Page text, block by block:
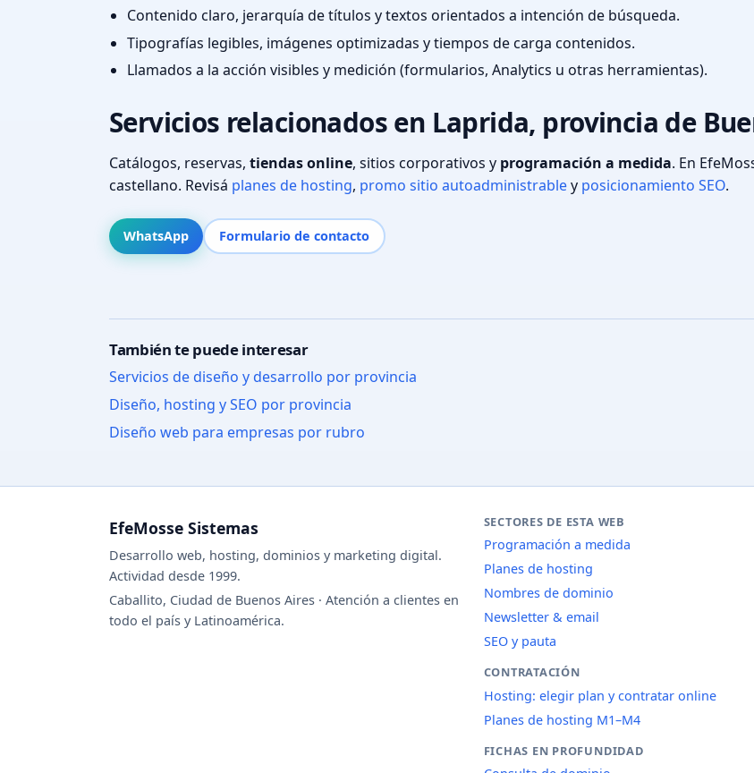
Contenido claro, jerarquía de títulos y textos orientados a intención de búsqueda.
Tipografías legibles, imágenes optimizadas y tiempos de carga contenidos.
Llamados a la acción visibles y medición (formularios, Analytics u otras herramientas).
Servicios relacionados en Laprida, provincia de
Catálogos, reservas, tiendas online, sitios corporativos y programación a medida. En
castellano. Revisá planes de hosting, promo sitio autoadministrabley posicionamiento SEO.
WhatsApp Formulario de contacto
También te puede interesar
Servicios de diseño y desarrollo por provincia
Diseño, hosting y SEO por provincia
Diseño web para empresas por rubro
EfeMosse Sistemas
Desarrollo web, hosting, dominios y marketing digital.
Actividad desde 1999.
Caballito, Ciudad de Buenos Aires · Atención a clientes en
todo el país y Latinoamérica.
SECTORES DE ESTA WEB
Programación a medida
Planes de hosting
Nombres de dominio
Newsletter & email
SEO y pauta
CONTRATACIÓN
Hosting: elegir plan y contratar online
Planes de hosting M1–M4
FICHAS EN PROFUNDIDAD